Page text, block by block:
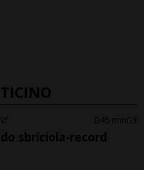
45 min 3
sbriciola-record